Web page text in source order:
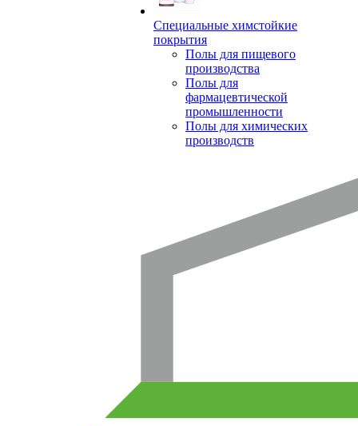
Специальные химстойкие
покрытия
Полы для пищевого
производства
Полы для
фармацевтической
промышленности
Полы для химических
производств